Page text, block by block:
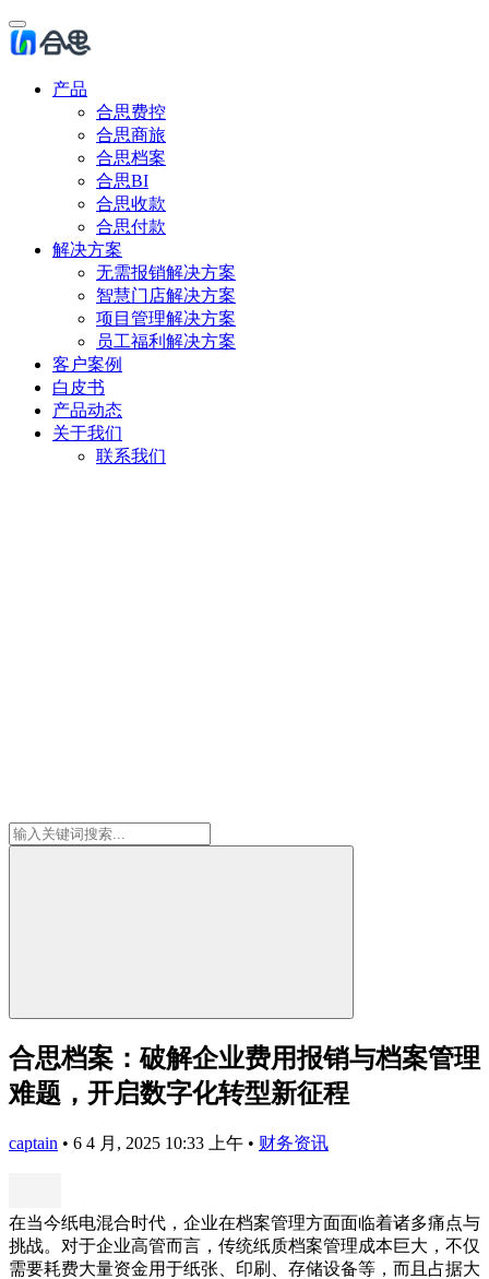
产品
合思费控
合思商旅
合思档案
合思BI
合思收款
合思付款
解决方案
无需报销解决方案
智慧门店解决方案
项目管理解决方案
员工福利解决方案
客户案例
白皮书
产品动态
关于我们
联系我们
合思档案：破解企业费用报销与档案管理
难题，开启数字化转型新征程
captain • 6 4 月, 2025 10:33 上午 • 财务资讯
在当今纸电混合时代，企业在档案管理方面面临着诸多痛点与
挑战。对于企业高管而言，传统纸质档案管理成本巨大，不仅
需要耗费大量资金用于纸张、印刷、存储设备等，而且占据大